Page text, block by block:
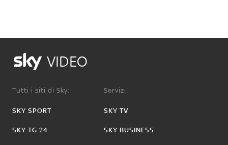
VIDEO
Tutti i siti di Sky:
SKY SPORT
SKY TG 24
Servizi:
SKY TV
SKY BUSINESS